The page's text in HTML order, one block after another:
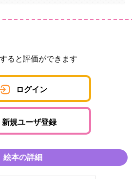
ると評価ができます
ログイン
新規ユーザ登録
絵本の詳細